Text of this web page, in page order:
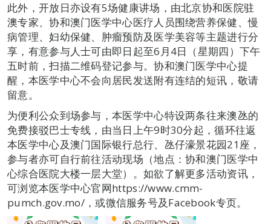
此外，开放日亦设有5场健康讲场，由北京协和医院驻
澳专家、协和澳门医学中心医疗人员围绕营养保健、慢
病管理、妇幼保健、肿瘤预防及医学美容等主题进行分
享，有意参与人士可由即日起至6月4日（星期四）下午
五时前，扫描二维码登记参与。协和澳门医学中心提
醒，本医学中心不会向居民发送附有连结的短讯，敬请
留意。
为便利公众到场参与，本医学中心特设两条往来澳氹的
免费接驳巴士专线，由当日上午9时30分起，循环往返
本医学中心及澳门国际银行总行、氹仔濠景花园21座，
参与者亦可自行前往活动现场（地点：协和澳门医学中
心综合医院大楼一层大堂）。如欲了解更多活动资讯，
可浏览本医学中心官网https://www.cmm-
pumch.gov.mo/，或微信服务号及Facebook专页。